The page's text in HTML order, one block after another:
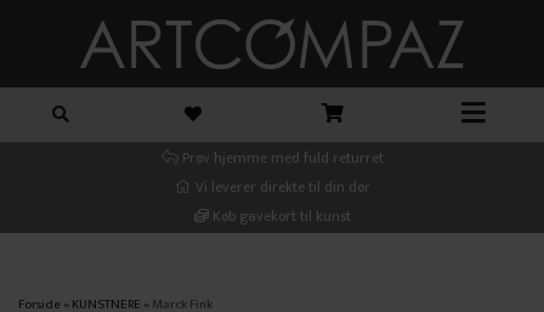
Prøv hjemme med fuld returret
Vi leverer direkte til din dør
Køb gavekort til kunst
Forside »KUNSTNERE »Marck Fink